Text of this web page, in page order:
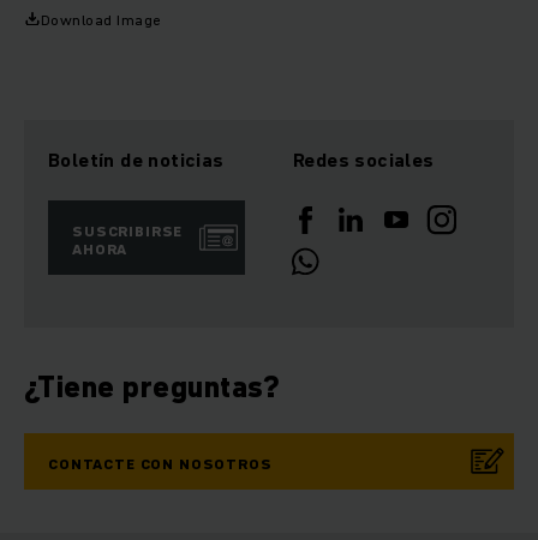
Download Image
Boletín de noticias
SUSCRIBIRSE
AHORA
Redes sociales
¿Tiene preguntas?
CONTACTE CON NOSOTROS